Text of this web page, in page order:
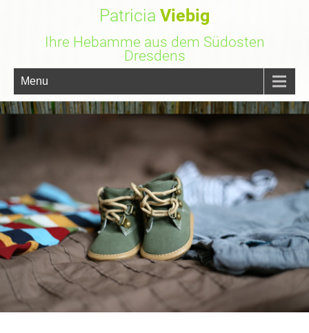
Patricia Viebig
Ihre Hebamme aus dem Südosten
Dresdens
Menu